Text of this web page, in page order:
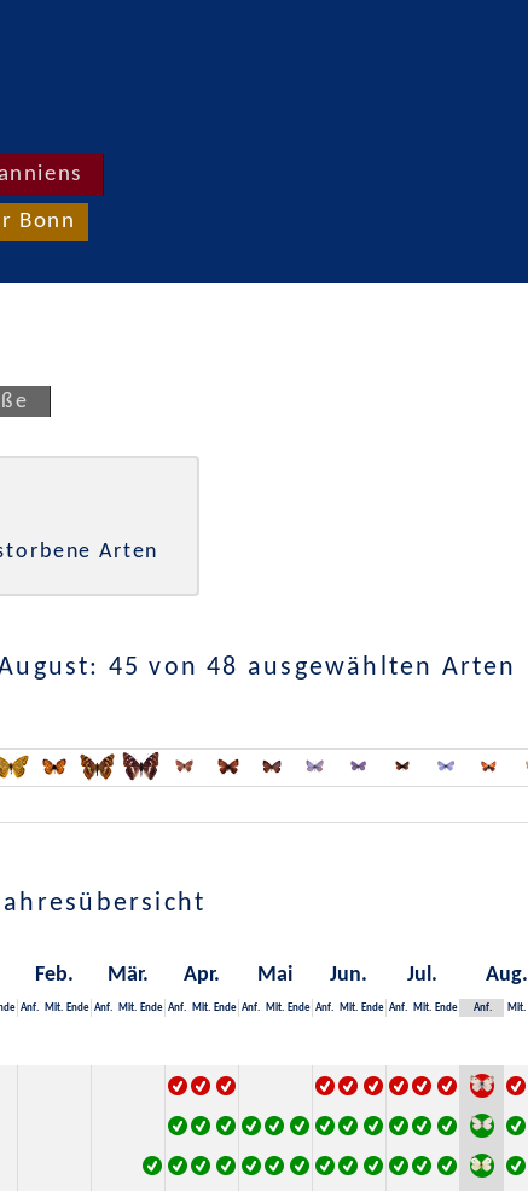
Bonn
Arten
45 von 48 ausgewählten Arten
Feb. Mär. Apr. Mai Jun. Jul. Aug.
Anf. Mit. Ende Anf. Mit. Ende Anf. Mit. Ende Anf. Mit. Ende Anf. Mit. Ende Anf. Mit. Ende Anf. Mit.